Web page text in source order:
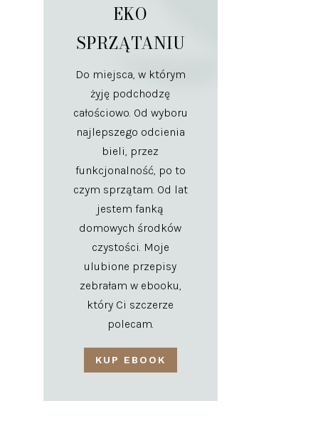
EKO
SPRZĄTANIU
Do miejsca, w którym
żyję podchodzę
całościowo. Od wyboru
najlepszego odcienia
bieli, przez
funkcjonalność, po to
czym sprzątam. Od lat
jestem fanką
domowych środków
czystości. Moje
ulubione przepisy
zebrałam w ebooku,
który Ci szczerze
polecam.
KUP EBOOK